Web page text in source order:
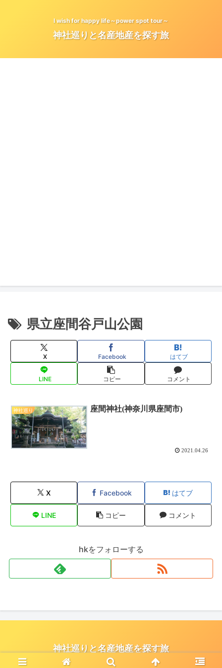
I wish for happy life～power spot tour～
神社巡りと名産地産を探す旅
県立座間谷戸山公園
X Facebook はてブ
LINE コピー コメント
神社巡り 座間神社(神奈川県座間市)
2021.04.26
X Facebook はてブ
LINE コピー コメント
hkをフォローする
神社巡りと名産地産を探す旅
© 2021 神社巡りと名産地産を探す旅.